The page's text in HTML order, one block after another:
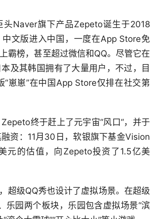
头Naver旗下产品Zepeto诞生于2018
中文版进入中国，一度在App Store免
霸榜，甚至超过微信和QQ。尽管它在
及其韩国拥有了大量用户，不过，目
“崽崽”在中国App Store仅排在社交第
终于赶上了元宇宙“风口“，并于
资：11月30日，软银旗下基金Vision
元的估值，向Zepeto投资了1.5亿美
超级QQ秀也设计了虚拟场景。在超级
乐园两个板块，乐园包含虚拟场景“滨